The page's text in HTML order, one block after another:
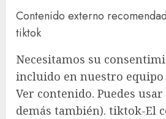
Contenido externo
tiktok
Necesitamos su
incluido en nuestro
Ver contenido. Puedes
demás también). tiktok-El